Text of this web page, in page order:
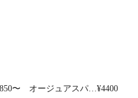
〜 オージュアスパ…¥4400